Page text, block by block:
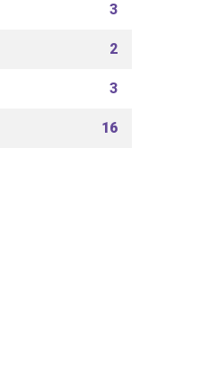
3
2
3
16